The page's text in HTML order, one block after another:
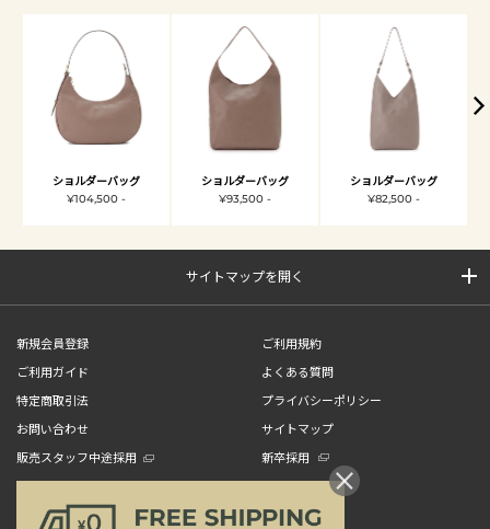
ショルダーバッグ
¥104,500 -
ショルダーバッグ
¥93,500 -
ショルダーバッグ
¥82,500 -
サイトマップを開く
新規会員登録
ご利用規約
ご利用ガイド
よくある質問
特定商取引法
プライバシーポリシー
お問い合わせ
サイトマップ
販売スタッフ中途採用
新卒採用